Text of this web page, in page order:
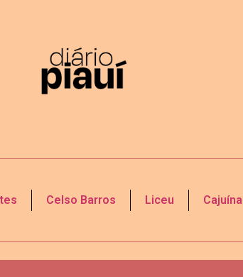
Celso Barros Liceu Cajuína